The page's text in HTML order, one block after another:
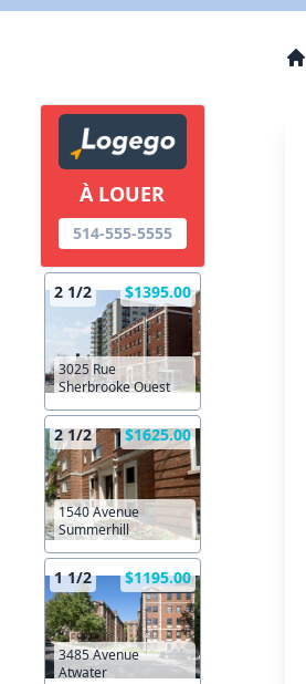
À LOUER
514-555-5555
2 1/2 $1395.00
3025 Rue
Sherbrooke Ouest
2 1/2 $1625.00
1540 Avenue
Summerhill
1 1/2 $1195.00
3485 Avenue
Atwater